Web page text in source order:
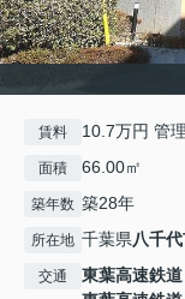
賃料 10.7万円 管
面積 66.00㎡
築年数 築28年
所在地 千葉県八千
交通 東葉高速鉄道